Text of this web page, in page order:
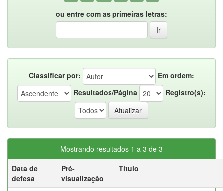
ou entre com as primeiras letras:
Classificar por:
Em ordem:
Resultados/Página
Registro(s):
Mostrando resultados 1 a 3 de 3
Data de
defesa
Pré-
visualização
Título